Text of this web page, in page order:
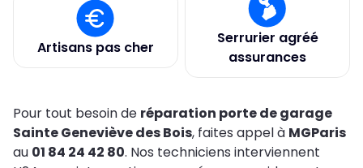
Artisans pas cher
Serrurier agréé
assurances
Pour tout besoin de réparation porte de garage
Sainte Geneviève des Bois, faites appel à MGParis
au 01 84 24 42 80. Nos techniciens interviennent